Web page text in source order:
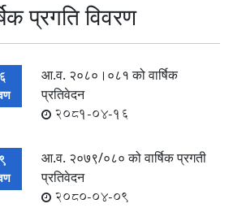
प्रगति विवरण
आ.व. २०८०।०८१ को वार्षिक
प्रतिवेदन
2081-04-16
आ.व. २०७९/०८० को वार्षिक प्रगती
प्रतिवेदन
2080-04-09